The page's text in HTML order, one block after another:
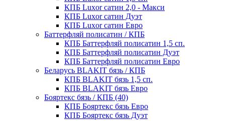
КПБ Luxor сатин 2,0 - Макси
КПБ Luxor сатин Дуэт
КПБ Luxor сатин Евро
Баттерфляй полисатин / КПБ
КПБ Баттерфляй полисатин 1,5 сп.
КПБ Баттерфляй полисатин Дуэт
КПБ Баттерфляй полисатин Евро
Беларусь BLAKIT бязь / КПБ
КПБ BLAKIT бязь 1,5 сп.
КПБ BLAKIT бязь Евро
Бояртекс бязь / КПБ (40)
КПБ Бояртекс бязь Евро
КПБ Бояртекс бязь Дуэт